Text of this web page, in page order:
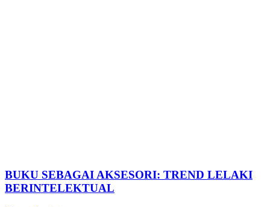
BUKU SEBAGAI AKSESORI: TREND LELAKI
BERINTELEKTUAL